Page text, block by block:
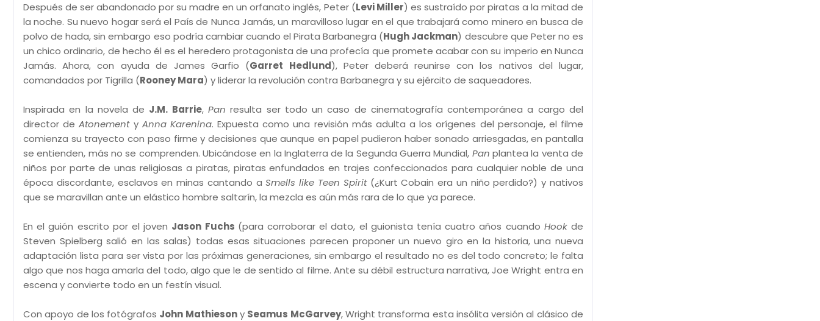
Después de ser abandonado por su madre en un orfanato inglés, Peter (Levi Miller) es sustraído por piratas a la mitad de
la noche. Su nuevo hogar será el País de Nunca Jamás, un maravilloso lugar en el que trabajará como minero en busca de
polvo de hada, sin embargo eso podría cambiar cuando el Pirata Barbanegra (Hugh Jackman) descubre que Peter no es
un chico ordinario, de hecho él es el heredero protagonista de una profecía que promete acabar con su imperio en Nunca
Jamás. Ahora, con ayuda de James Garfio (Garret Hedlund), Peter deberá reunirse con los nativos del lugar,
comandados por Tigrilla (Rooney Mara) y liderar la revolución contra Barbanegra y su ejército de saqueadores.
Inspirada en la novela de J.M. Barrie, Pan resulta ser todo un caso de cinematografía contemporánea a cargo del
director deAtonementy Anna Karenina. Expuesta como una revisión más adulta a los orígenes del personaje, el filme
comienza su trayecto con paso firme y decisiones que aunque en papel pudieron haber sonado arriesgadas, en pantalla
se entienden, más no se comprenden. Ubicándose en la Inglaterra de la Segunda Guerra Mundial, Pan plantea la venta de
niños por parte de unas religiosas a piratas, piratas enfundados en trajes confeccionados para cualquier noble de una
época discordante, esclavos en minas cantando a Smells like Teen Spirit(¿Kurt Cobain era un niño perdido?) y nativos
que se maravillan ante un elástico hombre saltarín, la mezcla es aún más rara de lo que ya parece.
En el guión escrito por el joven Jason Fuchs (para corroborar el dato, el guionista tenía cuatro años cuando Hookde
Steven Spielberg salió en las salas) todas esas situaciones parecen proponer un nuevo giro en la historia, una nueva
adaptación lista para ser vista por las próximas generaciones, sin embargo el resultado no es del todo concreto; le falta
algo que nos haga amarla del todo, algo que le de sentido al filme. Ante su débil estructura narrativa, Joe Wright entra en
escena y convierte todo en un festín visual.
Con apoyo de los fotógrafos John Mathiesony Seamus McGarvey, Wright transforma esta insólita versión al clásico de